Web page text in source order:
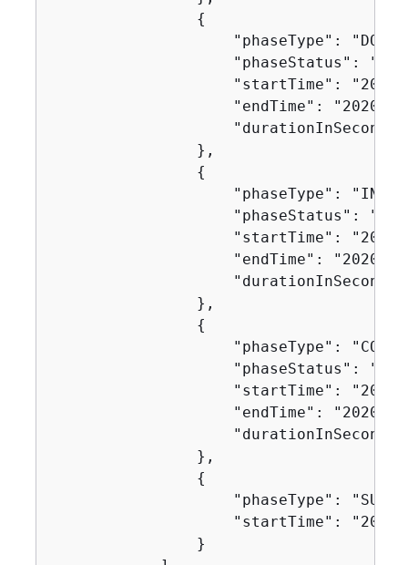
{
"phaseType":
"phaseStatus":
"startTime":
"endTime": "2020-
                },
{
"phaseType":
"phaseStatus":
"startTime":
"endTime": "2020-
                },
{
"phaseType":
"phaseStatus":
"startTime":
"endTime": "2020-
                },
{
"phaseType":
"startTime":
                }